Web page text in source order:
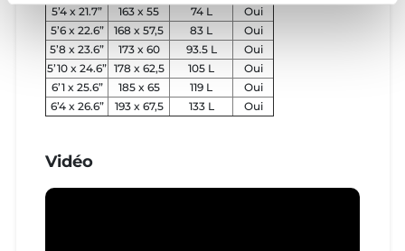
5’4 x 21.7”
163 x 55 74 L
Oui
5’6 x 22.6”
168 x 57,5 83 L
Oui
5’8 x 23.6”
173 x 60 93.5 L
Oui
5’10 x 24.6” 178 x 62,5 105 L
Oui
6’1 x 25.6”
185 x 65 119 L
Oui
6’4 x 26.6”
193 x 67,5 133 L Oui
Vidéo